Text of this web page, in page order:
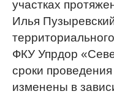
участках
Илья
ФКУ Упрдор
сроки
изменены в